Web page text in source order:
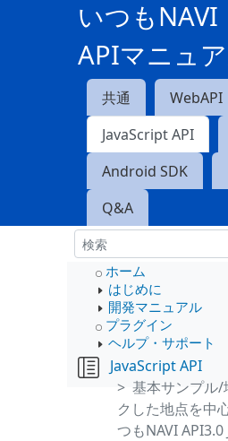
いつもNAVI
APIマニュ
共通
WebAPI
JavaScript API
Android SDK
Q&A
ホーム
はじめに
開発マニュアル
プラグイン
ヘルプ・サポート
JavaScript API
基本サンプル/
クした地点を中
つもNAVI